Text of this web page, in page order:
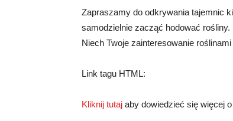
Zapraszamy do odkrywania tajemnic
samodzielnie zacząć hodować
Niech Twoje zainteresowanie roślinami
Link tagu HTML:
Kliknij tutaj aby dowiedzieć się więcej o